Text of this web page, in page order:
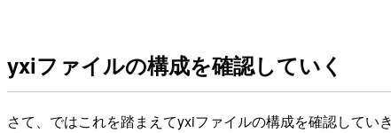
yxiファイルの構成を確認していく
さて、ではこれを踏まえてyxiファイルの構成を確認していき